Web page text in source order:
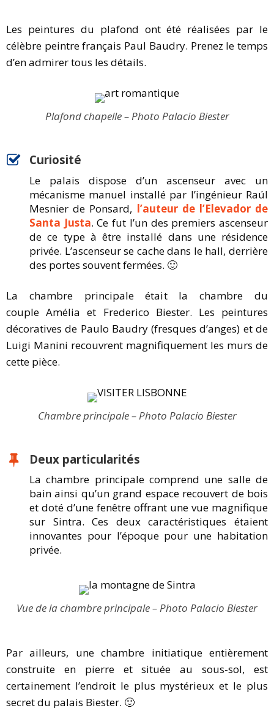
Les peintures du plafond ont été réalisées par le
célèbre peintre français Paul Baudry. Prenez le temps
d’en admirer tous les détails.
Plafond chapelle – Photo Palacio Biester
Curiosité
Le palais dispose d’un ascenseur avec un
mécanisme manuel installé par l’ingénieur Raúl
Mesnier de Ponsard, l’auteur de l’Elevador de
Santa Justa. Ce fut l’un des premiers ascenseur
de ce type à être installé dans une résidence
privée. L’ascenseur se cache dans le hall, derrière
des portes souvent fermées. 🙂
La chambre principale était la chambre du
couple Amélia et Frederico Biester. Les peintures
décoratives de Paulo Baudry (fresques d’anges) et de
Luigi Manini recouvrent magnifiquement les murs de
cette pièce.
Chambre principale – Photo Palacio Biester
Deux particularités
La chambre principale comprend une salle de
bain ainsi qu’un grand espace recouvert de bois
et doté d’une fenêtre offrant une vue magnifique
sur Sintra. Ces deux caractéristiques étaient
innovantes pour l’époque pour une habitation
privée.
Vue de la chambre principale – Photo Palacio Biester
Par ailleurs, une chambre initiatique entièrement
construite en pierre et située au sous-sol, est
certainement l’endroit le plus mystérieux et le plus
secret du palais Biester. 🙂